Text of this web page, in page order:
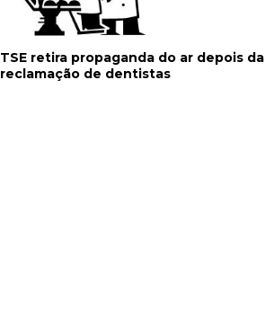
TSE retira propaganda do ar depois da
reclamação de dentistas